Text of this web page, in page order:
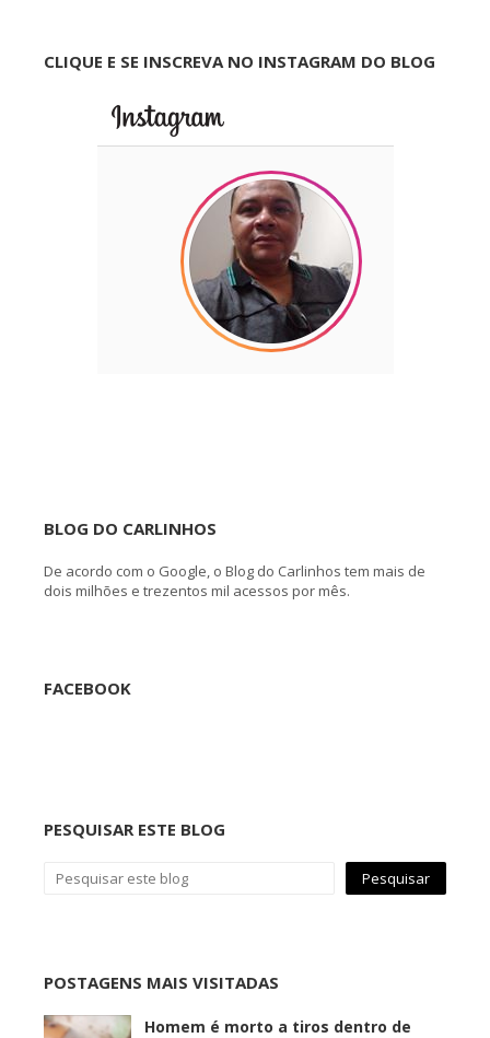
CLIQUE E SE INSCREVA NO INSTAGRAM DO BLOG
BLOG DO CARLINHOS
De acordo com o Google, o Blog do Carlinhos tem mais de
dois milhões e trezentos mil acessos por mês.
FACEBOOK
PESQUISAR ESTE BLOG
POSTAGENS MAIS VISITADAS
Homem é morto a tiros dentro de